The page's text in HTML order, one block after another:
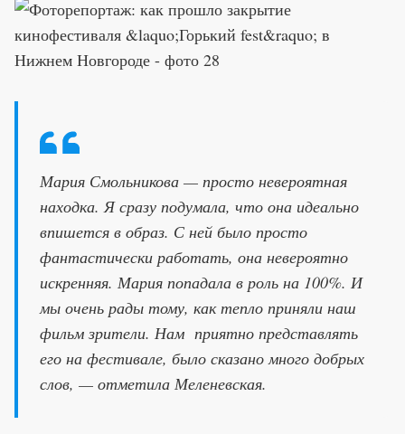
Мария Смольникова — просто невероятная
находка. Я сразу подумала, что она идеально
впишется в образ. С ней было просто
фантастически работать, она невероятно
искренняя. Мария попадала в роль на 100%. И
мы очень рады тому, как тепло приняли наш
фильм зрители. Нам приятно представлять
его на фестивале, было сказано много добрых
слов, — отметила Меленевская.